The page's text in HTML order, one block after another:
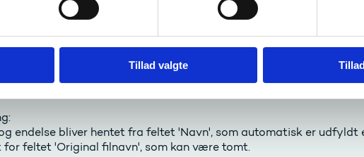
Tillad valgte
med at åbne bilag som msg filer
endelse bliver hentet fra feltet 'Navn', som automatisk er udfyldt
for feltet 'Original filnavn', som kan være tomt.